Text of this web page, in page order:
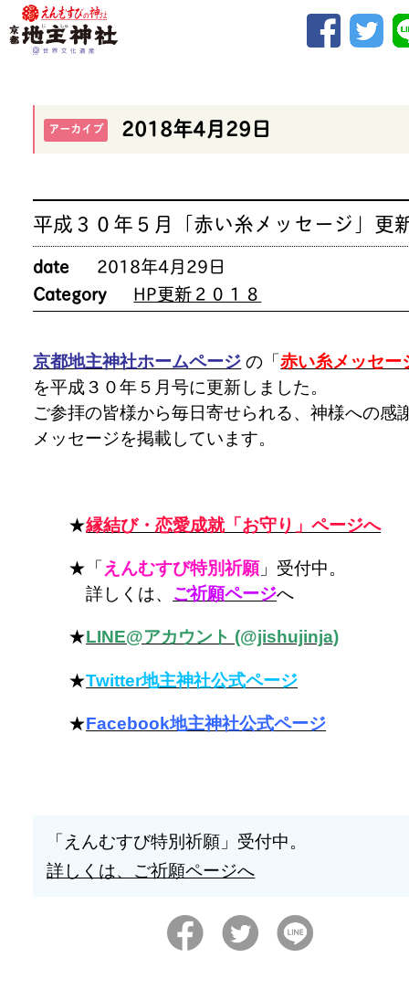
アーカイブ 2018年4月29日
平成３０年５月「赤い糸メッセージ」更
date
2018年4月29日
Category
HP更新２０１８
京都地主神社ホームページ の「赤い糸メッセー
を平成３０年５月号に更新しました。
ご参拝の皆様から毎日寄せられる、神様への感
メッセージを掲載しています。
★縁結び・恋愛成就「お守り」ページへ
★「 えんむすび特別祈願」受付中。
詳しくは、 ご祈願ページへ
★LINE@アカウント (@jishujinja)
★Twitter地主神社公式ページ
★Facebook地主神社公式ページ
「えんむすび特別祈願」受付中。
詳しくは、ご祈願ページへ